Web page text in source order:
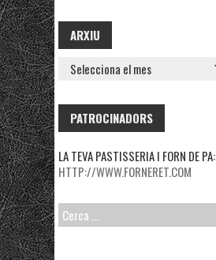
ARXIU
ARXIU
PATROCINADORS
LA TEVA PASTISSERIA I FORN DE PA:
HTTP://WWW.FORNERET.COM
CERCA: